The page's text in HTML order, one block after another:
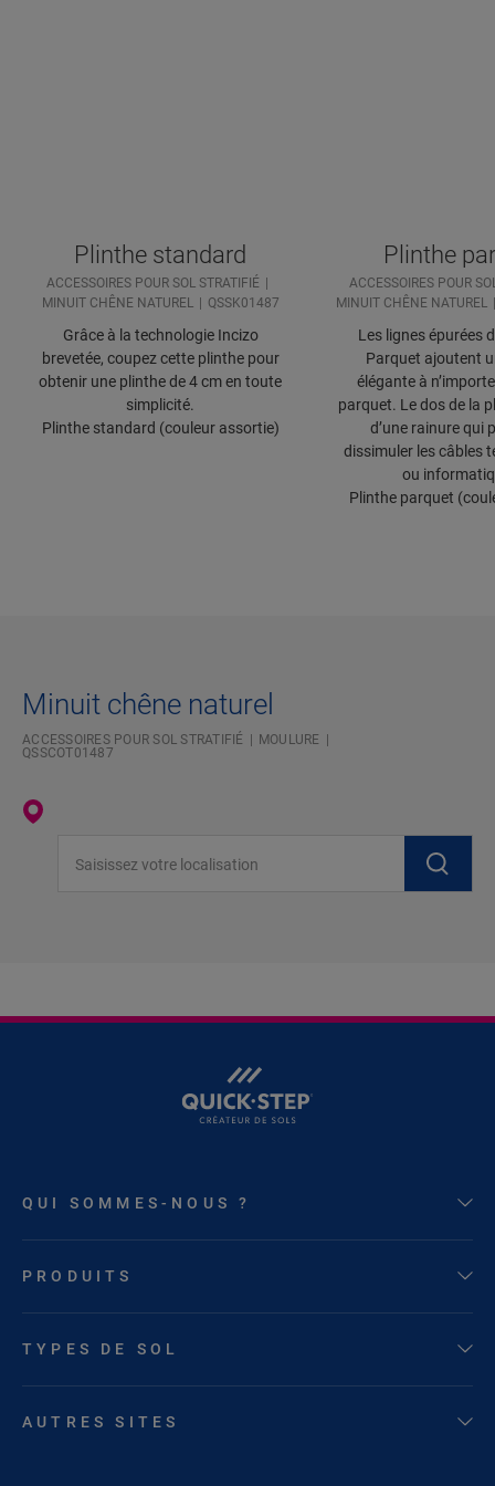
Plinthe standard
ACCESSOIRES POUR SOL STRATIFIÉ
MINUIT CHÊNE NATUREL
QSSK01487
Grâce à la technologie Incizo
brevetée, coupez cette plinthe pour
obtenir une plinthe de 4 cm en toute
simplicité.
Plinthe standard (couleur assortie)
Plinthe
ACCESSOIRES POUR
MINUIT CHÊNE NATUREL
Les lignes épurées
Parquet ajoutent
élégante à
parquet. Le dos de la
d’une rainure qui
dissimuler les câbles
ou
Plinthe parquet
Minuit chêne naturel
ACCESSOIRES POUR SOL STRATIFIÉ
MOULURE
QSSCOT01487
QUI SOMMES-NOUS ?
PRODUITS
TYPES DE SOL
AUTRES SITES